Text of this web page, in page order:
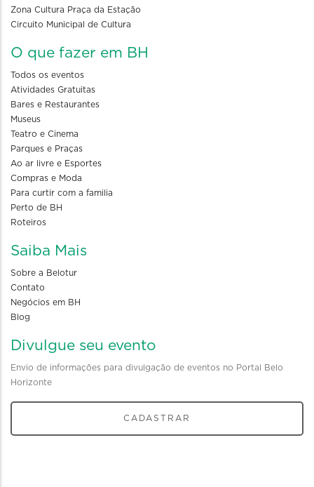
Zona Cultura Praça da Estação
Circuito Municipal de Cultura
O que fazer em BH
Todos os eventos
Atividades Gratuitas
Bares e Restaurantes
Museus
Teatro e Cinema
Parques e Praças
Ao ar livre e Esportes
Compras e Moda
Para curtir com a familia
Perto de BH
Roteiros
Saiba Mais
Sobre a Belotur
Contato
Negócios em BH
Blog
Divulgue seu evento
Envio de informações para divulgação de eventos no Portal Belo
Horizonte
CADASTRAR